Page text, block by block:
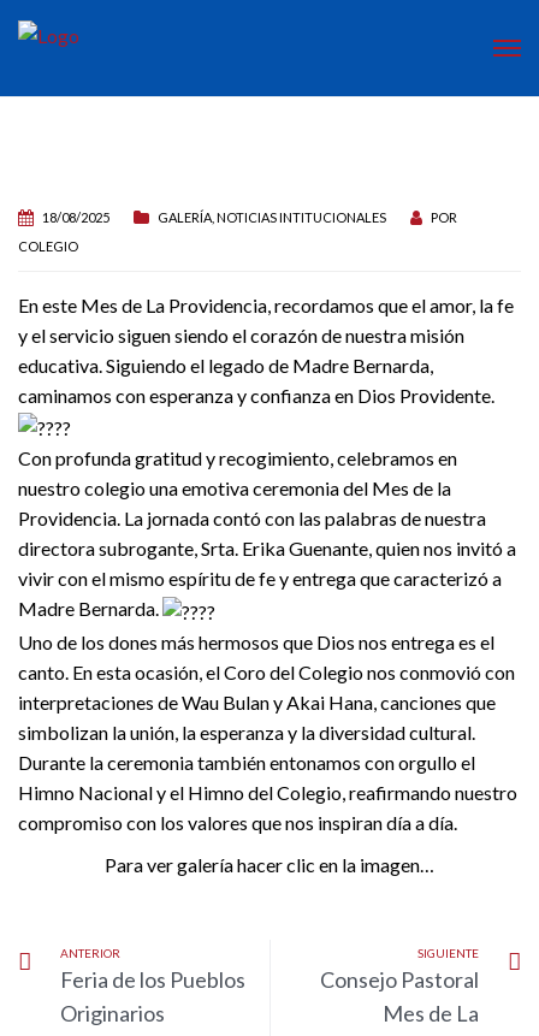
18/08/2025 GALERÍA NOTICIAS INTITUCIONALES
POR
COLEGIO
En este Mes de La Providencia, recordamos que el amor, la fe
y el servicio siguen siendo el corazón de nuestra misión
educativa. Siguiendo el legado de Madre Bernarda,
caminamos con esperanza y confianza en Dios Providente.
Con profunda gratitud y recogimiento, celebramos en
nuestro colegio una emotiva ceremonia del Mes de la
Providencia. La jornada contó con las palabras de nuestra
directora subrogante, Srta. Erika Guenante, quien nos invitó a
vivir con el mismo espíritu de fe y entrega que caracterizó a
Madre Bernarda.
Uno de los dones más hermosos que Dios nos entrega es el
canto. En esta ocasión, el Coro del Colegio nos conmovió con
interpretaciones de Wau Bulan y Akai Hana, canciones que
simbolizan la unión, la esperanza y la diversidad cultural.
Durante la ceremonia también entonamos con orgullo el
Himno Nacional y el Himno del Colegio, reafirmando nuestro
compromiso con los valores que nos inspiran día a día.
Para ver galería hacer clic en la imagen…
ANTERIOR
Feria de los Pueblos
Originarios
SIGUIENTE
Consejo Pastoral
Mes de La